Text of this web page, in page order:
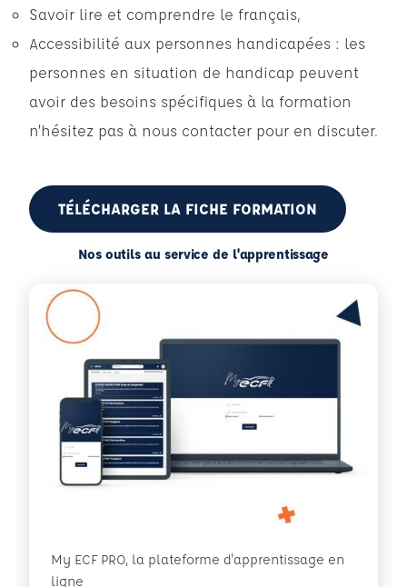
Savoir lire et comprendre le français,
Accessibilité aux personnes handicapées : les
personnes en situation de handicap peuvent
avoir des besoins spécifiques à la formation
n’hésitez pas à nous contacter pour en discuter.
TÉLÉCHARGER LA FICHE FORMATION
Nos outils au service de l'apprentissage
My ECF PRO, la plateforme d'apprentissage en
ligne